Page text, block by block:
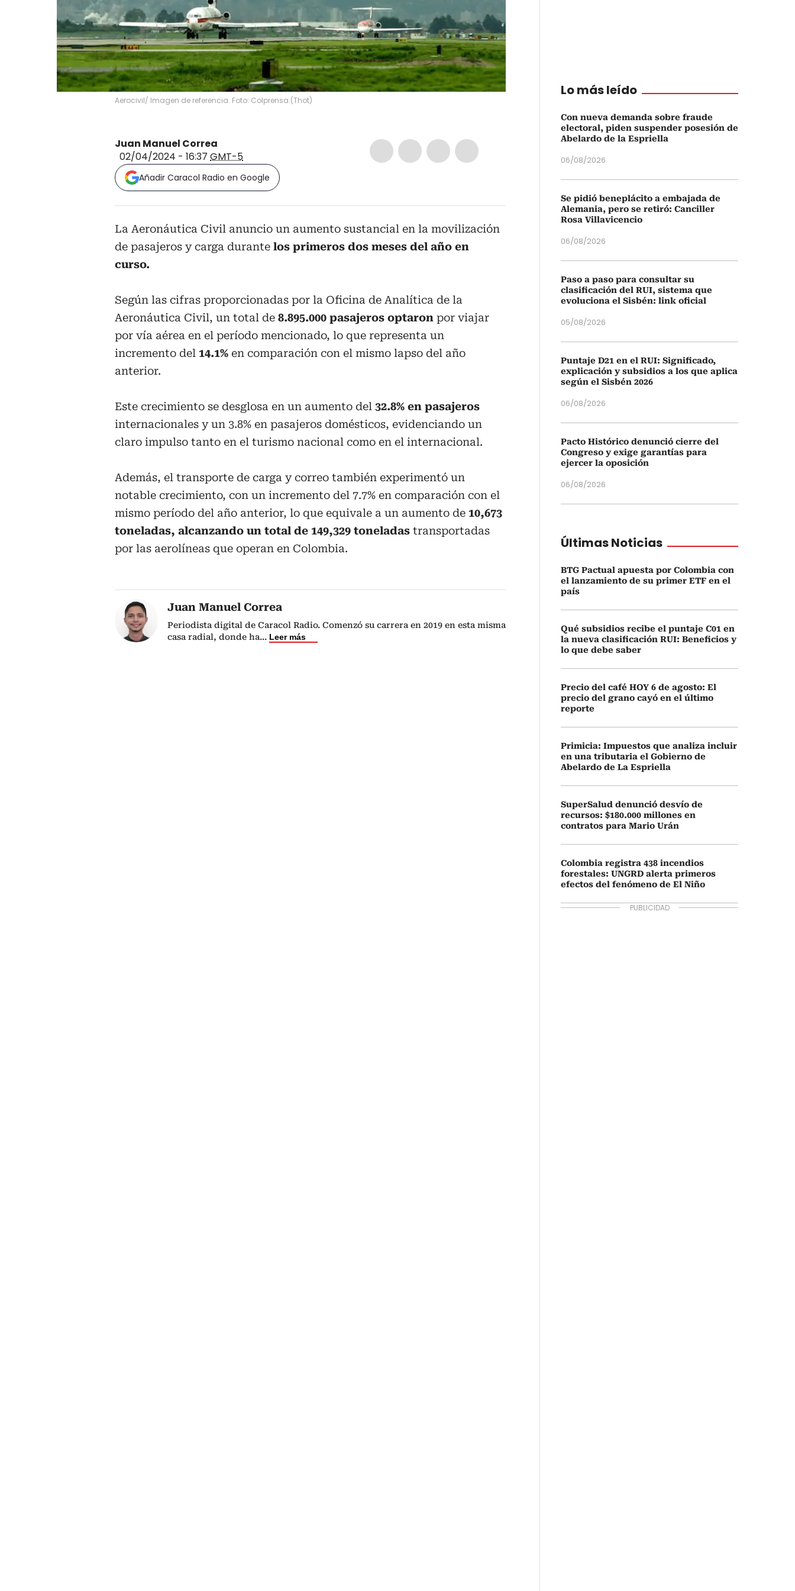
Aerocivil/ Imagen de referencia. Foto: Colprensa.(Thot)
Juan Manuel Correa
02/04/2024 - 16:37 GMT-5
Añadir Caracol Radio en Google
La Aeronáutica Civil anuncio un aumento sustancial en la movilización
de pasajeros y carga durante los primeros dos meses del año en
curso.
Según las cifras proporcionadas por la Oficina de Analítica de la
Aeronáutica Civil, un total de 8.895.000 pasajeros optaron por viajar
por vía aérea en el período mencionado, lo que representa un
incremento del 14.1% en comparación con el mismo lapso del año
anterior.
Este crecimiento se desglosa en un aumento del 32.8% en pasajeros
internacionales y un 3.8% en pasajeros domésticos, evidenciando un
claro impulso tanto en el turismo nacional como en el internacional.
Además, el transporte de carga y correo también experimentó un
notable crecimiento, con un incremento del 7.7% en comparación con el
mismo período del año anterior, lo que equivale a un aumento de 10,673
toneladas, alcanzando un total de 149,329 toneladas transportadas
por las aerolíneas que operan en Colombia.
Juan Manuel Correa
Periodista digital de Caracol Radio. Comenzó su carrera en 2019 en esta misma
casa radial, donde ha... Leer más
Lo más leído
Con nueva demanda sobre fraude
electoral, piden suspender posesión de
Abelardo de la Espriella
06/08/2026
Se pidió beneplácito a embajada de
Alemania, pero se retiró: Canciller
Rosa Villavicencio
06/08/2026
Paso a paso para consultar su
clasificación del RUI, sistema que
evoluciona el Sisbén: link oficial
05/08/2026
Puntaje D21 en el RUI: Significado,
explicación y subsidios a los que aplica
según el Sisbén 2026
06/08/2026
Pacto Histórico denunció cierre del
Congreso y exige garantías para
ejercer la oposición
06/08/2026
Últimas Noticias
BTG Pactual apuesta por Colombia con
el lanzamiento de su primer ETF en el
país
Qué subsidios recibe el puntaje C01 en
la nueva clasificación RUI: Beneficios y
lo que debe saber
Precio del café HOY 6 de agosto: El
precio del grano cayó en el último
reporte
Primicia: Impuestos que analiza incluir
en una tributaria el Gobierno de
Abelardo de La Espriella
SuperSalud denunció desvío de
recursos: $180.000 millones en
contratos para Mario Urán
Colombia registra 438 incendios
forestales: UNGRD alerta primeros
efectos del fenómeno de El Niño